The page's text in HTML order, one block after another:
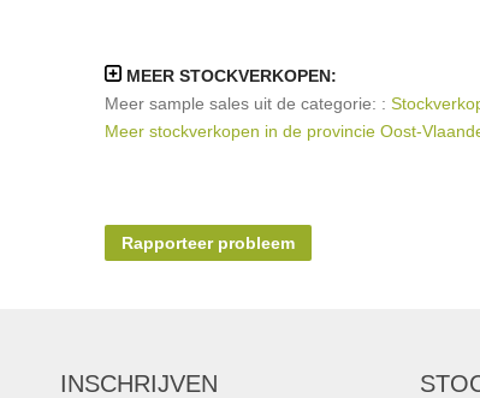
MEER STOCKVERKOPEN:
Meer sample sales uit de categorie: :
Meer stockverkopen in de provincie Oost-
Rapporteer probleem
INSCHRIJVEN